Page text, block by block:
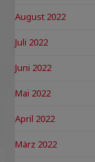
August 2022
Juli 2022
Juni 2022
Mai 2022
April 2022
März 2022